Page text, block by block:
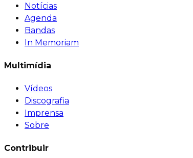
Notícias
Agenda
Bandas
In Memoriam
Multimídia
Vídeos
Discografia
Imprensa
Sobre
Contribuir